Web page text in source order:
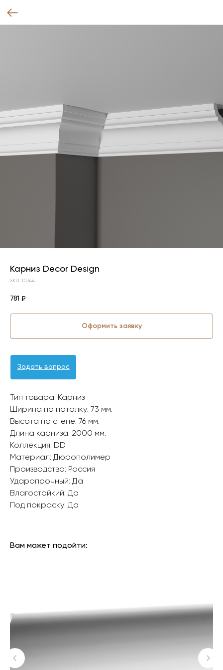
Карниз Decor Design
SKU: DD44
781 ₽
Оформить заявку
Задать вопрос
Тип товара: Карниз
Ширина по потолку: 73 мм.
Высота по стене: 76 мм.
Длина карниза: 2000 мм.
Коллекция: DD
Материал: Дюрополимер
Производство: Россия
Ударопрочный: Да
Влагостойкий: Да
Под покраску: Да
Вам может подойти: